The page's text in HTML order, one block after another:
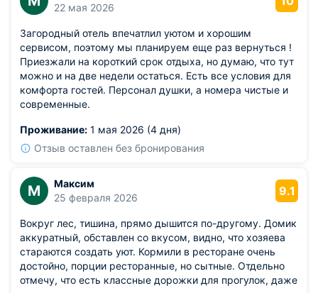
22 мая 2026
Загородный отель впечатлил уютом и хорошим
сервисом, поэтому мы планируем еще раз вернуться !
Приезжали на короткий срок отдыха, но думаю, что тут
можно и на две недели остаться. Есть все условия для
комфорта гостей. Персонал душки, а номера чистые и
современные.
Проживание: 1 мая 2026 (4 дня)
Отзыв оставлен без бронирования
М
Максим
25 февраля 2026
9.1
Вокруг лес, тишина, прямо дышится по-другому. Домик
аккуратный, обставлен со вкусом, видно, что хозяева
стараются создать уют. Кормили в ресторане очень
достойно, порции ресторанные, но сытные. Отдельно
отмечу, что есть классные дорожки для прогулок, даже